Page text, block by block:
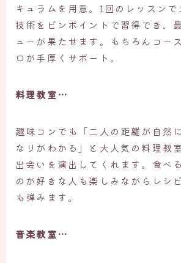
キュラムを用意。1回のレッスン
技術をピンポイントで習得でき、
ューが果たせます。もちろんコー
ロが手厚くサポート。
料理教室…
趣味コンでも「二人の距離が自然
なりがわかる」と大人気の料理教
出会いを演出してくれます。食べ
のが好きな人も楽しみながらレシ
も弾みます。
音楽教室…